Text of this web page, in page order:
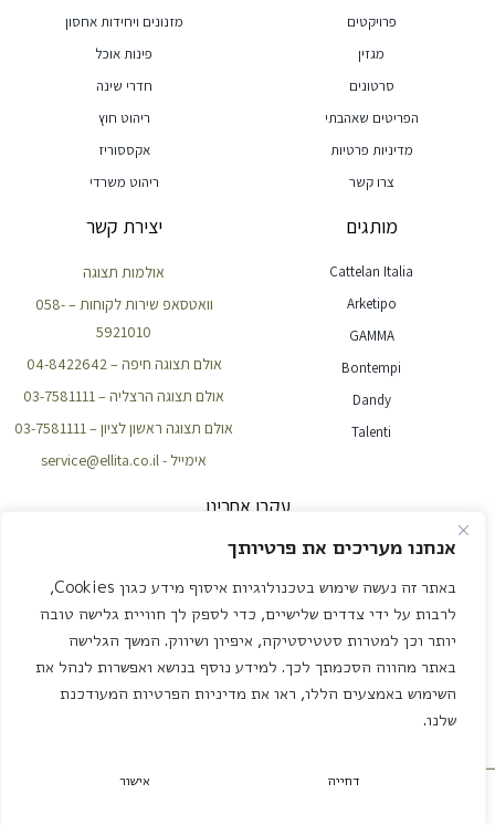
אנחנו מעריכים את פרטיותך
באתר זה נעשה שימוש בטכנולוגיות איסוף מידע כגון Cookies,
לרבות על ידי צדדים שלישיים, כדי לספק לך חוויית גלישה טובה
יותר וכן למטרות סטטיסטיקה, איפיון ושיווק. המשך הגלישה
באתר מהווה הסכמתך לכך. למידע נוסף בנושא ואפשרות לנהל את
השימוש באמצעים הללו, ראו את מדיניות הפרטיות המעודכנת
שלנו.
דחייה אישור
פרויקטים
מגזין
סרטונים
הפריטים שאהבתי
מדיניות פרטיות
צרו קשר
מזנונים ויחידות אחסון
פינות אוכל
חדרי שינה
ריהוט חוץ
אקססוריז
ריהוט משרדי
מותגים
Cattelan Italia
Arketipo
GAMMA
Bontempi
Dandy
Talenti
יצירת קשר
אולמות תצוגה
וואטסאפ שירות לקוחות – 058-
5921010
אולם תצוגה חיפה – 04-8422642
אולם תצוגה הרצליה – 03-7581111
אולם תצוגה ראשון לציון – 03-7581111
אימייל - service@ellita.co.il
עקבו אחרינו
NEWSLETTER
שליחה